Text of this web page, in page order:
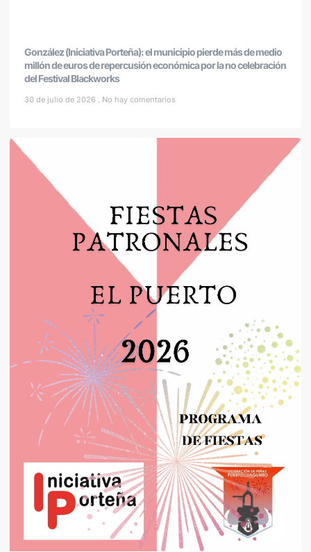
González (Iniciativa Porteña): el municipio pierde más de medio
millón de euros de repercusión económica por la no celebración
del Festival Blackworks
30 de julio de 2026 No hay comentarios